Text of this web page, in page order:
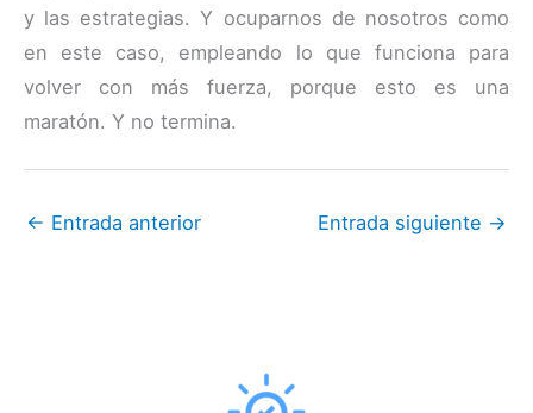
y las estrategias. Y ocuparnos de nosotros como
en este caso, empleando lo que funciona para
volver con más fuerza, porque esto es una
maratón. Y no termina.
← Entrada anterior Entrada siguiente →